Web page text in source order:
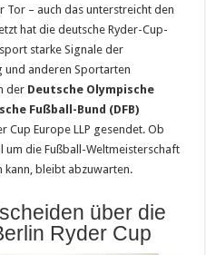
– auch das unterstreicht den
hat die deutsche Ryder-Cup-
starke Signale der
und anderen Sportarten
der Deutsche Olympische
Fußball-Bund (DFB)
Cup Europe LLP gesendet. Ob
um die Fußball-Weltmeisterschaft
kann, bleibt abzuwarten.
über die
Ryder Cup